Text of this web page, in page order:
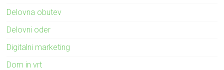
Delovna obutev
Delovni oder
Digitalni marketing
Dom in vrt